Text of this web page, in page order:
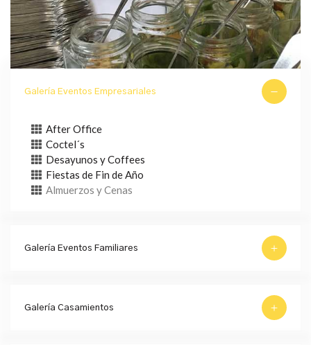
Galería Eventos Empresariales
After Office
Coctel´s
Desayunos y Coffees
Fiestas de Fin de Año
Almuerzos y Cenas
Galería Eventos Familiares
Galería Casamientos